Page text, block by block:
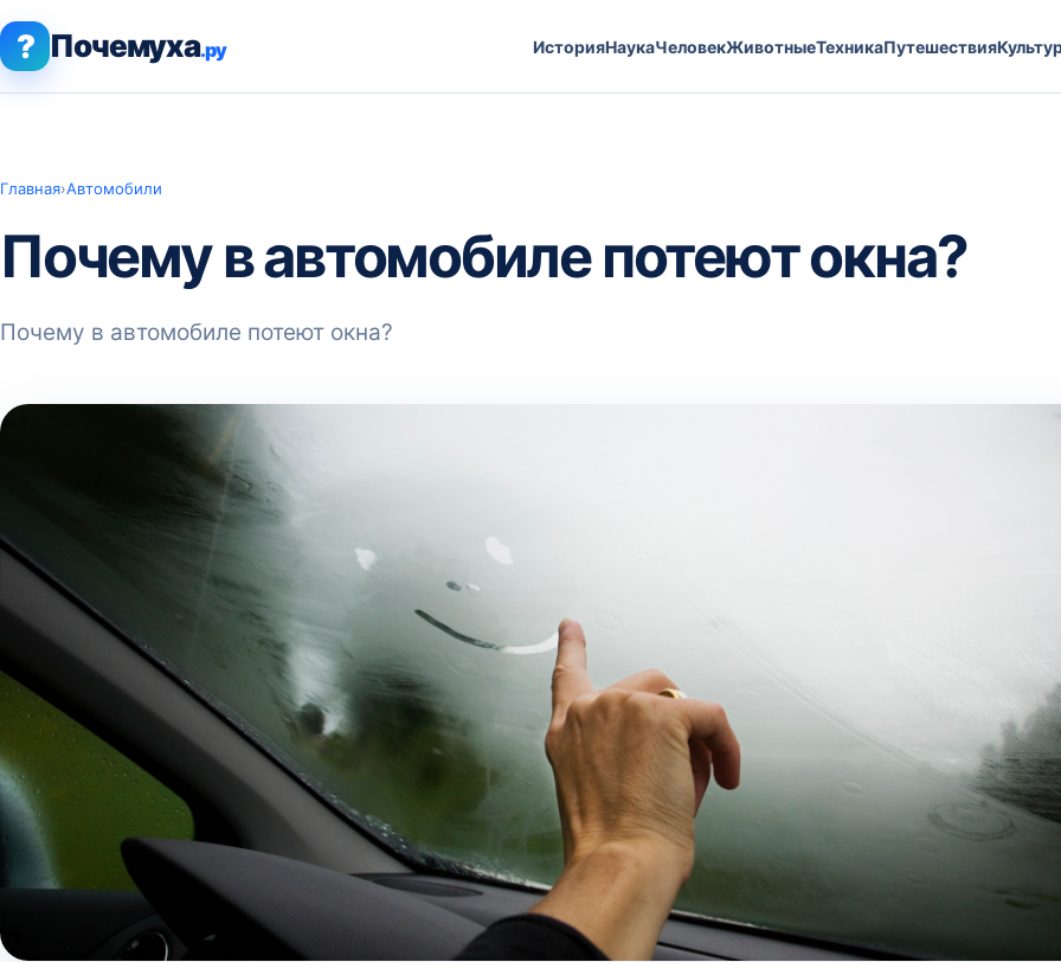
? Почемуха.ру ИсторияНаукаЧеловекЖивотныеТехникаПутешествия
Главная›Автомобили
Почему в автомобиле потеют окна?
Почему в автомобиле потеют окна?